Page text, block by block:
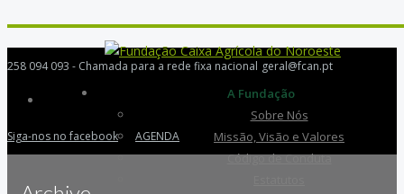
258 094 093 - Chamada para a rede fixa nacional geral@fcan.pt
Siga-nos no facebook AGENDA
A Fundação
Sobre Nós
Missão, Visão e Valores
Código de Conduta